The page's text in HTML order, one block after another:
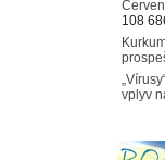
108
vplyv